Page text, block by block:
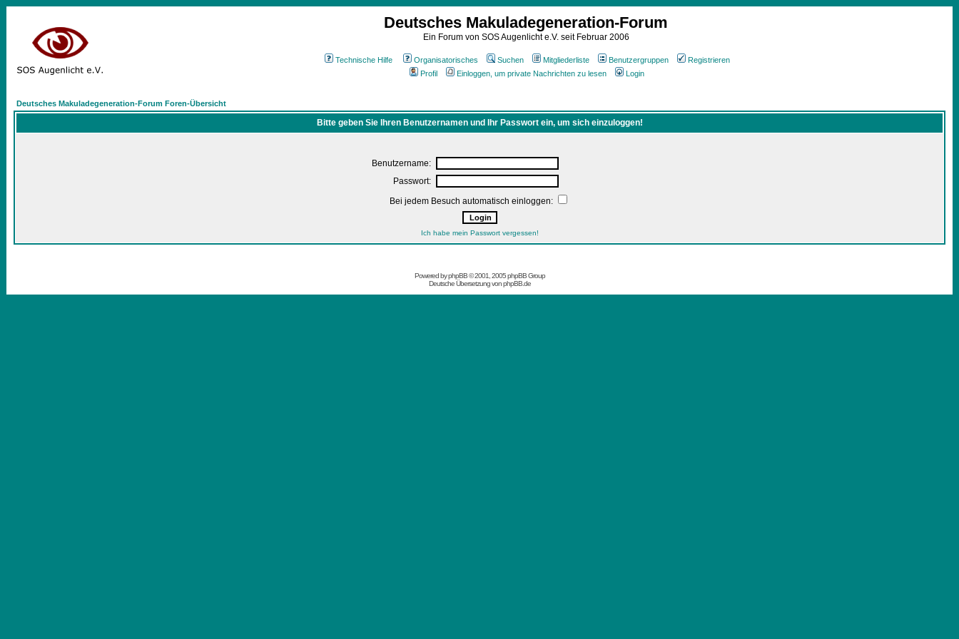
Deutsches Makuladegeneration-Forum
Ein Forum von SOS Augenlicht e.V. seit Februar 2006
Technische Hilfe Organisatorisches Suchen Mitgliederliste Benutzergruppen
Registrieren
Profil
Einloggen, um private Nachrichten zu lesen Login
Deutsches Makuladegeneration-Forum Foren-Übersicht
Bitte geben Sie Ihren Benutzernamen und Ihr Passwort ein, um sich einzuloggen!
Benutzername:
Passwort:
Bei jedem Besuch automatisch einloggen:
Ich habe mein Passwort vergessen!
Powered byphpBB© 2001, 2005 phpBB Group
Deutsche Übersetzung vonphpBB.de